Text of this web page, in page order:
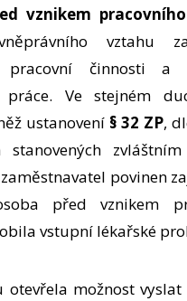
vznikem
vztahu
činnosti a
Ve stejném
ustanovení § 32 ZP,
stanovených
povinen
před vznikem
vstupní lékařské
otevřela možnost vyslat